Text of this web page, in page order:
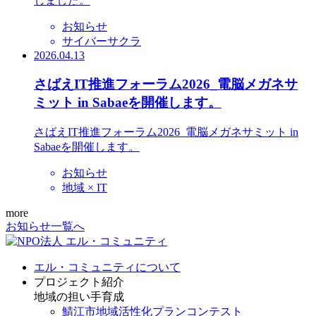
お知らせ
サイバーサクラ
2026.04.13
さばえIT推進フォーラム2026_電脳メガネサ
ミット in Sabaeを開催します。
さばえIT推進フォーラム2026_電脳メガネサミット in
Sabaeを開催します。
お知らせ
地域 × IT
more
お知らせ一覧へ
エル・コミュニティについて
プロジェクト紹介
地域の担い手育成
鯖江市地域活性化プランコンテスト